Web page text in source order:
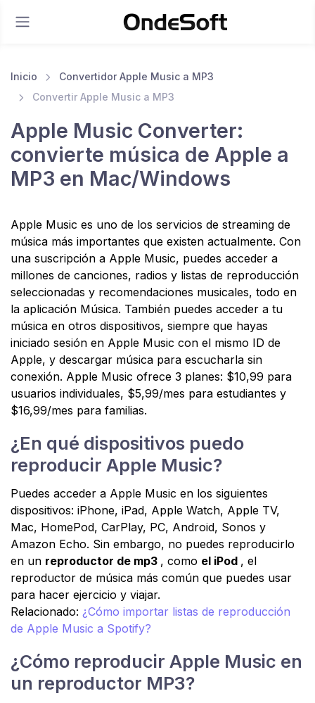
Inicio
Convertidor Apple Music a MP3
Convertir Apple Music a MP3
Apple Music Converter:
convierte música de Apple a
MP3 en Mac/Windows
Apple Music es uno de los servicios de streaming de
música más importantes que existen actualmente. Con
una suscripción a Apple Music, puedes acceder a
millones de canciones, radios y listas de reproducción
seleccionadas y recomendaciones musicales, todo en
la aplicación Música. También puedes acceder a tu
música en otros dispositivos, siempre que hayas
iniciado sesión en Apple Music con el mismo ID de
Apple, y descargar música para escucharla sin
conexión. Apple Music ofrece 3 planes: $10,99 para
usuarios individuales, $5,99/mes para estudiantes y
$16,99/mes para familias.
¿En qué dispositivos puedo
reproducir Apple Music?
Puedes acceder a Apple Music en los siguientes
dispositivos: iPhone, iPad, Apple Watch, Apple TV,
Mac, HomePod, CarPlay, PC, Android, Sonos y
Amazon Echo. Sin embargo, no puedes reproducirlo
en un reproductor de mp3 , como el iPod , el
reproductor de música más común que puedes usar
para hacer ejercicio y viajar.
Relacionado: ¿Cómo importar listas de reproducción
de Apple Music a Spotify?
¿Cómo reproducir Apple Music en
un reproductor MP3?